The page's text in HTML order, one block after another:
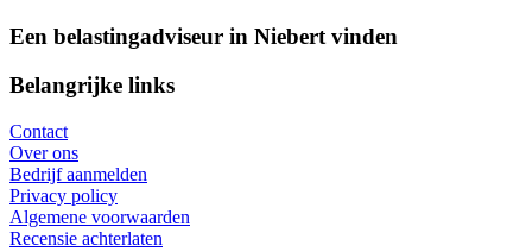
Een belastingadviseur in Niebert vinden
Belangrijke links
Contact
Over ons
Bedrijf aanmelden
Privacy policy
Algemene voorwaarden
Recensie achterlaten